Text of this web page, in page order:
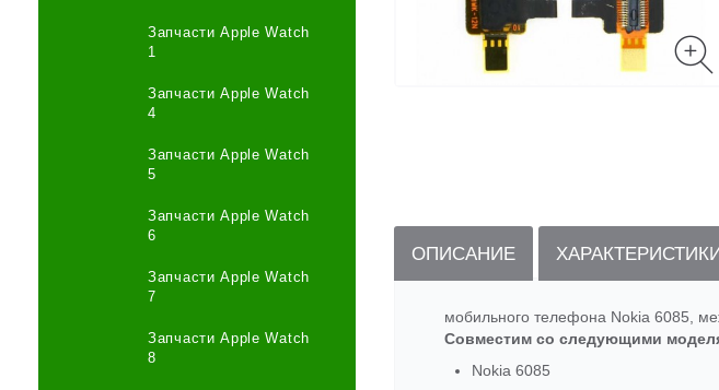
Запчасти Apple Watch
1
Запчасти Apple Watch
4
Запчасти Apple Watch
5
Запчасти Apple Watch
6
Запчасти Apple Watch
7
Запчасти Apple Watch
8
ОПИСАНИЕ
мобильного телефона Nokia 6085,
Совместим со следующими
Nokia 6085